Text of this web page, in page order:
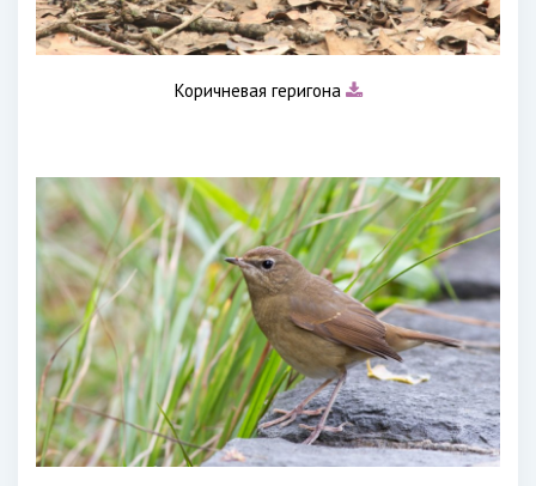
Коричневая геригона